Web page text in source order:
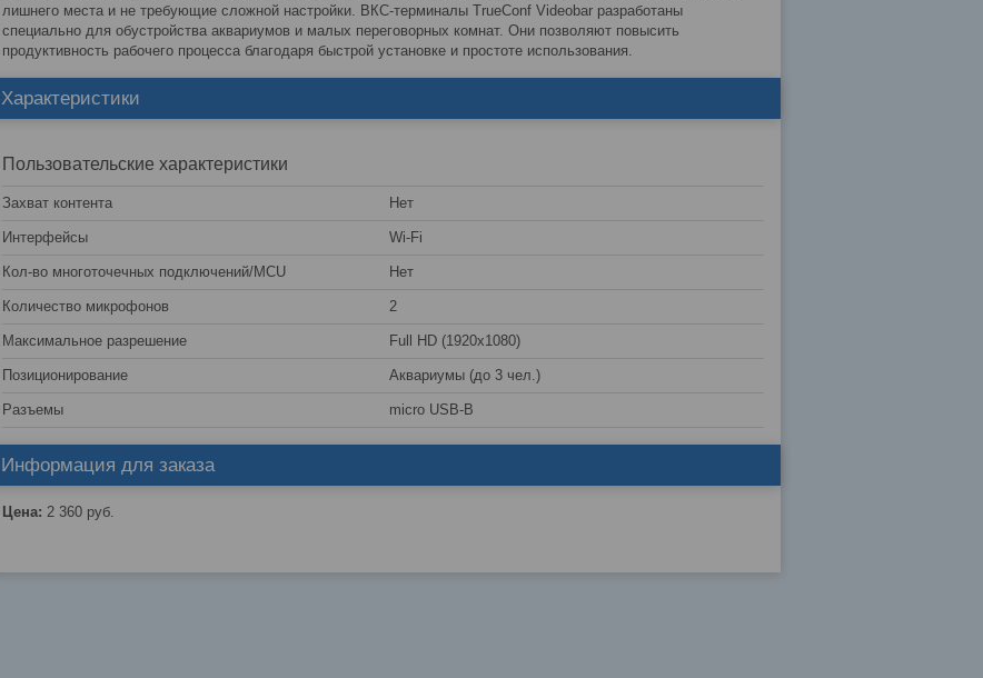
лишнего места и не требующие сложной настройки. ВКС-терминалы TrueConf Videobar разработаны
специально для обустройства аквариумов и малых переговорных комнат. Они позволяют повысить
продуктивность рабочего процесса благодаря быстрой установке и простоте использования.
Характеристики
Пользовательские характеристики
Захват контента Нет
Интерфейсы Wi-Fi
Кол-во многоточечных подключений/MCU Нет
Количество микрофонов 2
Максимальное разрешение Full HD (1920x1080)
Позиционирование Аквариумы (до 3 чел.)
Разъемы micro USB-B
Информация для заказа
Цена: 2 360 руб.